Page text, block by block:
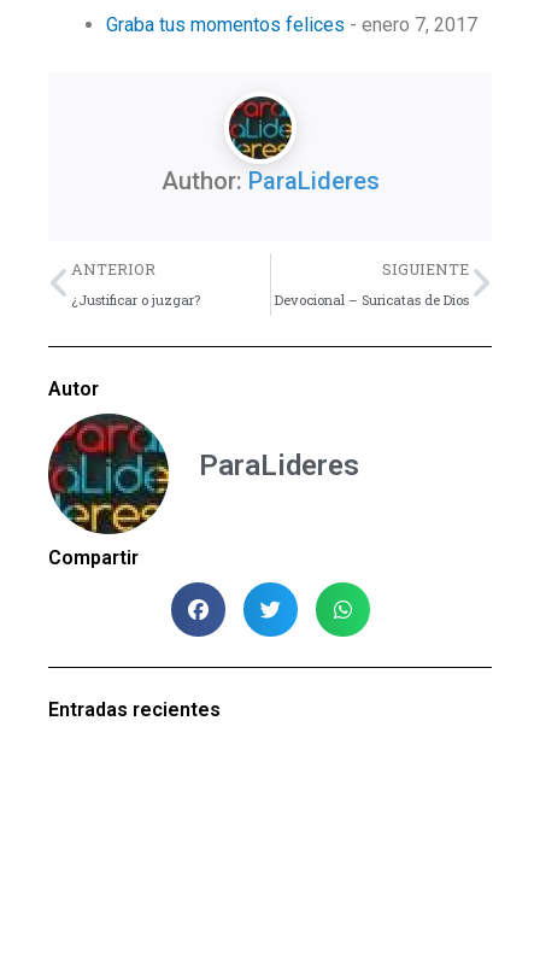
Graba tus momentos felices - enero 7, 2017
Author: ParaLideres
Previo
ANTERIOR
¿Justificar o juzgar?
SIGUIENTE
Devocional – Suricatas de Dios
Autor
ParaLideres
Compartir
Entradas recientes